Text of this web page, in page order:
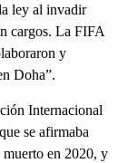
ley al invadir
cargos. La FIFA
y
Doha”.
Internacional
se afirmaba
muerto en 2020, y